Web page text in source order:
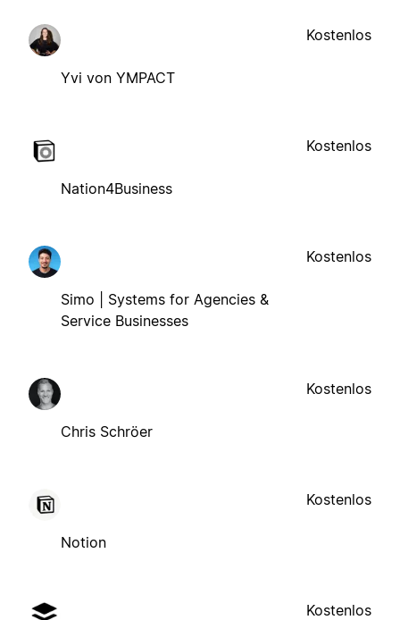
Yvi von YMPACT
Kostenlos
Nation4Business
Kostenlos
Simo | Systems for Agencies &
Service Businesses
Kostenlos
Chris Schröer
Kostenlos
Notion
Kostenlos
Kostenlos